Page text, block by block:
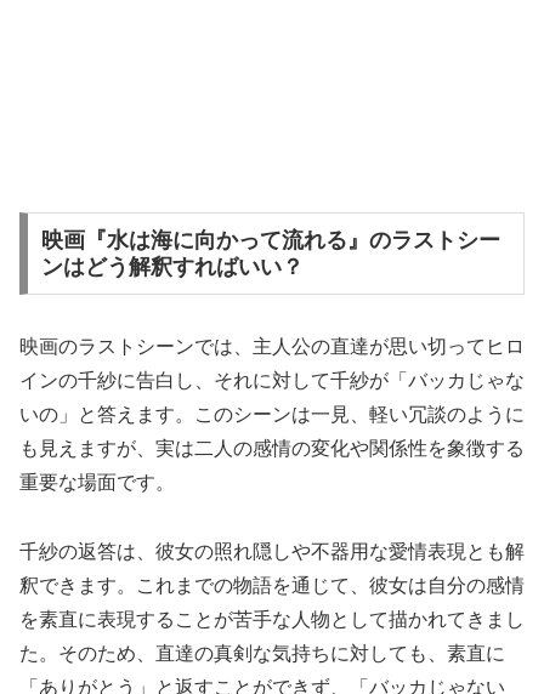
映画『水は海に向かって流れる』のラストシー
ンはどう解釈すればいい？
映画のラストシーンでは、主人公の直達が思い切ってヒロ
インの千紗に告白し、それに対して千紗が「バッカじゃな
いの」と答えます。このシーンは一見、軽い冗談のように
も見えますが、実は二人の感情の変化や関係性を象徴する
重要な場面です。
千紗の返答は、彼女の照れ隠しや不器用な愛情表現とも解
釈できます。これまでの物語を通じて、彼女は自分の感情
を素直に表現することが苦手な人物として描かれてきまし
た。そのため、直達の真剣な気持ちに対しても、素直に
「ありがとう」と返すことができず、「バッカじゃない